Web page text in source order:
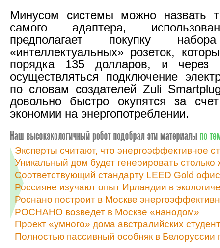
Минусом системы можно назвать
самого адаптера,
предполагает покупку
«интеллектуальных» розеток,
порядка 135 долларов, и через
осуществляться подключение
по словам создателей Zuli
довольно быстро окупятся за
экономии на энергопотреблении.
Эксперты считают, что энергоэффективное
Уникальный дом будет генерировать столько
Соответствующий стандарту LEED Gold
Россияне изучают опыт Ирландии в
Роснано построит в Москве
РОСНАНО возведет в Москве «нанодом»
Проект «умного» дома австралийских
Полностью пассивный особняк в Белоруссии